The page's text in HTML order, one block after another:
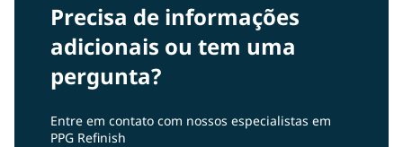
Precisa de informações
adicionais ou tem uma
pergunta?
Entre em contato com nossos especialistas em
PPG Refinish